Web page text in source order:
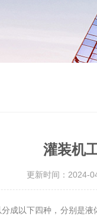
灌装机
更新时间：2024-
成以下四种，分别是